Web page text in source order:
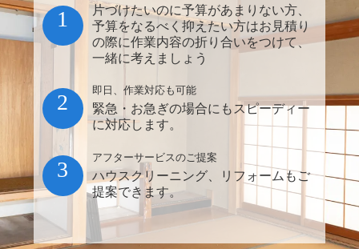
片づけたいのに予算があまりない方、
予算をなるべく抑えたい方はお見積り
の際に作業内容の折り合いをつけて、
一緒に考えましょう
1
即日、作業対応も可能
緊急・お急ぎの場合にもスピーディー
に対応します。
2
アフターサービスのご提案
ハウスクリーニング、リフォームもご
提案できます。
3